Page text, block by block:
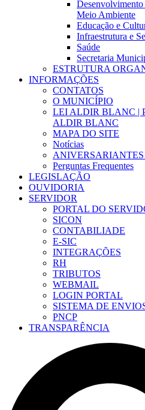
Meio Ambiente
Educação e
Infraestrutura e
Saúde
Secretaria
ESTRUTURA
INFORMAÇÕES
CONTATOS
O MUNICÍPIO
LEI ALDIR BLANC |
ALDIR BLANC
MAPA DO SITE
Notícias
ANIVERSARIANTES
Perguntas Frequentes
LEGISLAÇÃO
OUVIDORIA
SERVIDOR
PORTAL DO
SICON
CONTABILIADE
E-SIC
INTEGRAÇÕES
RH
TRIBUTOS
WEBMAIL
LOGIN PORTAL
SISTEMA DE
PNCP
TRANSPARÊNCIA